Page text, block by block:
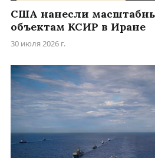
США нанесли
объектам КСИР в Иране
30 июля 2026 г.